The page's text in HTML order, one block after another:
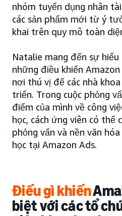
nhóm tuyển dụng nhân
các sản phẩm mới từ ý
khai trên quy mô toàn
Natalie mang đến sự
những điều khiến
nơi thú vị để các nhà
triển. Trong cuộc phỏng
điểm của mình về công
học, cách ứng viên có thể
phỏng vấn và nền văn
học tại Amazon Ads.
Điều gì khiến
biệt với các tổ